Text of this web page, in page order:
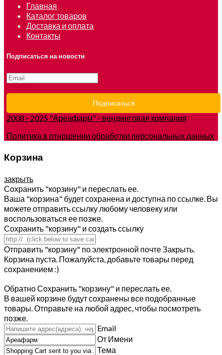
Главная
Каталог товаров
Доставка и оплата
Контакты
Подписаться на новости
2008 - 2025 "Ареафарм" - вендинговая компания
Политика в отношении обработки персональных данных
Корзина
закрыть
Сохранить "корзину" и переслать ее.
Ваша "корзина" будет сохранена и доступна по ссылке. Вы
можете отправить ссылку любому человеку или
воспользоваться ее позже.
Сохранить "корзину" и создать ссылку
Отправить "корзину" по электронной почте Закрыть.
Корзина пуста. Пожалуйста, добавьте товары перед
сохранением :)
ОбратноСохранить "корзину" и переслать ее.
В вашей корзине будут сохранены все подобранные
товары. Отправьте на любой адрес, чтобы посмотреть
позже.
Email
От Имени
Тема